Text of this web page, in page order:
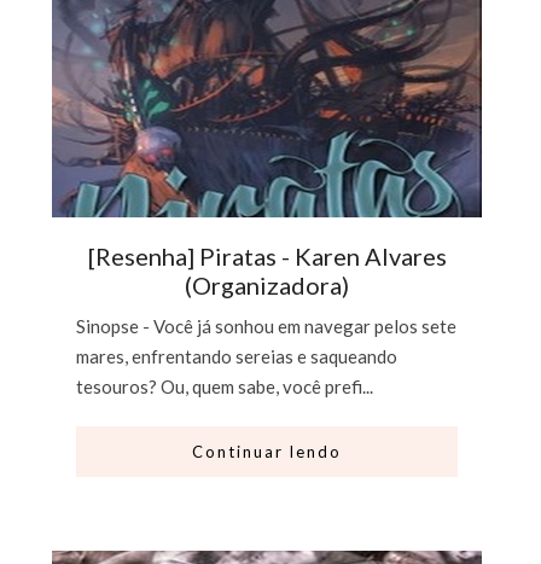
[Resenha] Piratas - Karen Alvares
(Organizadora)
Sinopse - Você já sonhou em navegar pelos sete
mares, enfrentando sereias e saqueando
tesouros? Ou, quem sabe, você prefi...
Continuar lendo